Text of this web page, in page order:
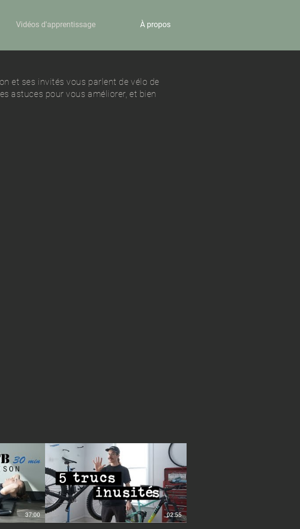
Vidéos d'apprentissage À propos
et ses invités vous parlent de vélo de
astuces pour vous améliorer, et bien
37:00 02:55